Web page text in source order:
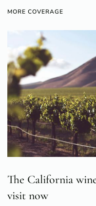
MORE COVERAGE
The California
visit now